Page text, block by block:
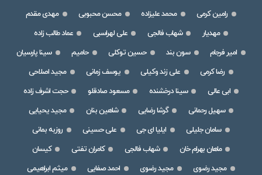
رامین کرمی
محمد علیزاده محسن محبوبی
مهدی مقدم
مهدیار
شهاب فالجی علی لهراسبی
عماد طالب زاده
امیر فرجام
سون بند حسین توکلی حامیم
سینا پارسیان
رضا کرمی
علی زند وکیلی یوسف زمانی
مجید اصلاحی
ابی عالی
سینا درخشنده مسعود صادقلو
حجت اشرف زاده
سهیل رحمانی
گرشا رضایی شاهین بنان
مجید یحیایی
سامان جلیلی
ایلیا ای جی علی حسینی
روزبه بمانی
ماهان بهرام خان
شهاب فالجی کامران تفتی
کیسان
مجید رضوی
مجید رضوی احمد صفایی
میثم ابراهیمی